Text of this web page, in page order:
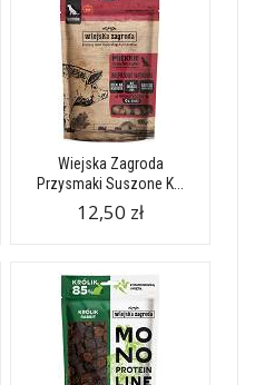
Wiejska Zagroda
Przysmaki Suszone K...
12,50 zł